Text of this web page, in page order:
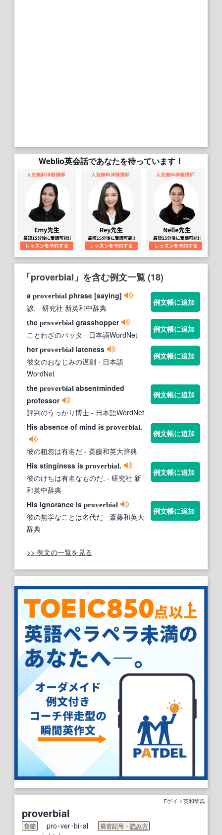
Weblio英会話であなたを待っています！
「proverbial」を含む例文一覧 (18)
a proverbial phrase [saying]
諺. - 研究社 新英和中辞典
例文帳に追加
the proverbial grasshopper
ことわざのバッタ - 日本語WordNet
例文帳に追加
herproverbial lateness
彼女のおなじみの遅刻 - 日本語
WordNet
例文帳に追加
the proverbial absentminded
professor
評判のうっかり博士 - 日本語WordNet
例文帳に追加
His absence of mind is proverbial.
彼の粗忽は有名だ - 斎藤和英大辞典
例文帳に追加
His stinginess is proverbial.
彼のけちは有名なものだ. - 研究社 新
和英中辞典
例文帳に追加
His ignorance is proverbial
彼の無学なことは名代だ - 斎藤和英大
辞典
例文帳に追加
>> 例文の一覧を見る
Eゲイト英和辞典
proverbial
音節 pro･ver･bi･al 発音記号・ 読み方